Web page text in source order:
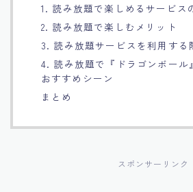
Français
Bahasa Indonesia
Português
1. 読み放題で楽しめるサービス
2. 読み放題で楽しむメリット
3. 読み放題サービスを利用する
4. 読み放題で『ドラゴンボール
おすすめシーン
まとめ
スポンサーリンク